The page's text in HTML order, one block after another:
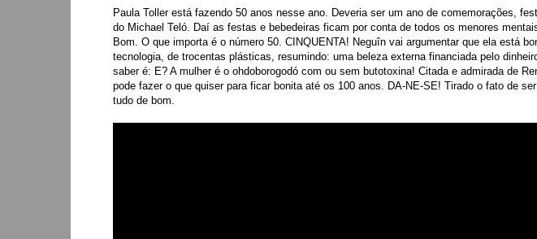
Paula Toller está fazendo 50 anos nesse ano. Deveria ser um ano de comemorações,
do Michael Teló. Daí as festas e bebedeiras ficam por conta de todos os menores
Bom. O que importa é o número 50. CINQUENTA! Neguîn vai argumentar que ela está
tecnologia, de trocentas plásticas, resumindo: uma beleza externa financiada pelo
saber é: E? A mulher é o ohdoborogodó com ou sem butotoxina! Citada e admirada de
pode fazer o que quiser para ficar bonita até os 100 anos. DA-NE-SE! Tirado o fato de
tudo de bom.